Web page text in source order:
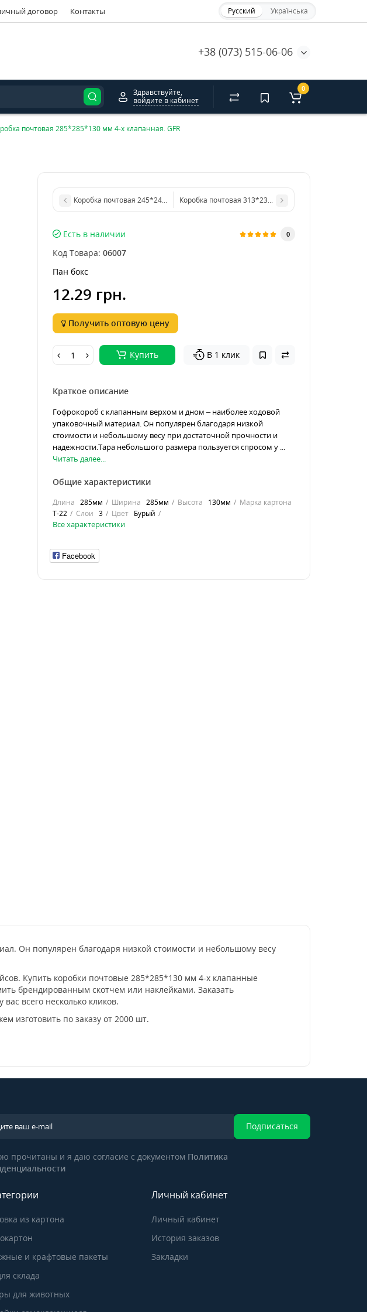
договор Контакты Русский Українська
+38 (073) 515-06-06
Здравствуйте,
войдите в кабинет
0
почтовая 285*285*130 мм 4-х клапанная. GFR
Коробка почтовая 245*245*120 мм 4-х клапанная. GFR
Есть в наличии 0
Код Товара: 06007
Пан бокс
12.29 грн.
Получить оптовую цену
Купить В 1 клик
Краткое описание
Гофрокороб с клапанным верхом и дном – наиболее ходовой
упаковочный материал. Он популярен благодаря низкой
стоимости и небольшому весу при достаточной прочности и
надежности.Тара небольшого размера пользуется спросом у ...
Читать далее...
Общие характеристики
Длина 285мм Ширина 285мм Высота 130мм
Марка картона
Т-22
Слои 3 Цвет Бурый
Все характеристики
Facebook
Он популярен благодаря низкой стоимости и небольшому весу
Купить коробки почтовые 285*285*130 мм 4-х клапанные
брендированным скотчем или наклейками. Заказать
всего несколько кликов.
изготовить по заказу от 2000 шт.
Подписаться
прочитаны и я даю согласие с документом Политика
из картона
и крафтовые пакеты
склада
для животных
Личный кабинет
Личный кабинет
История заказов
Закладки